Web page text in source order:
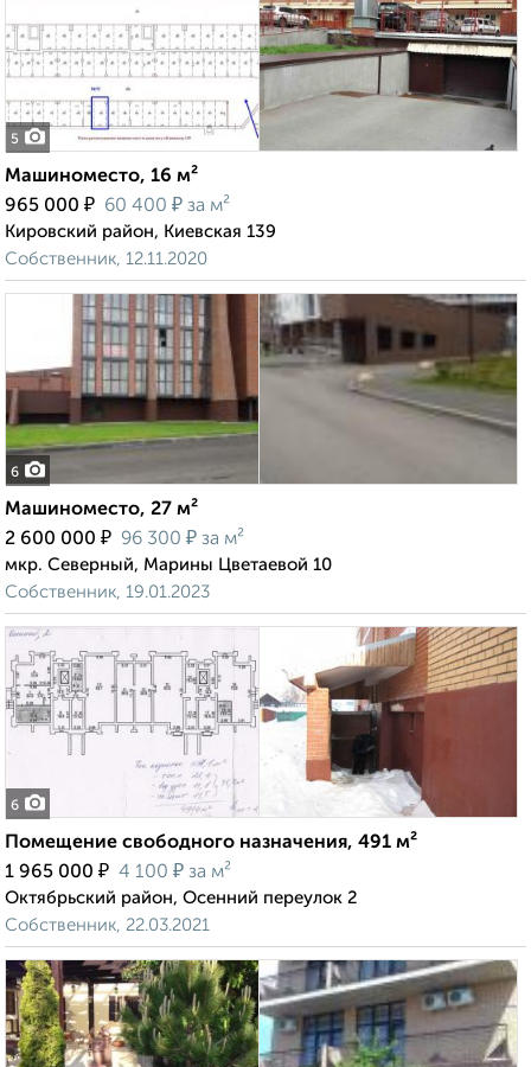
5
Машиноместо, 16 м²
965 000 ₽ 60 400 ₽ за м²
Кировский район, Киевская 139
Собственник, 12.11.2020
6
Машиноместо, 27 м²
2 600 000 ₽ 96 300 ₽ за м²
мкр. Северный, Марины Цветаевой 10
Собственник, 19.01.2023
6
Помещение свободного назначения, 491 м²
1 965 000 ₽ 4 100 ₽ за м²
Октябрьский район, Осенний переулок 2
Собственник, 22.03.2021